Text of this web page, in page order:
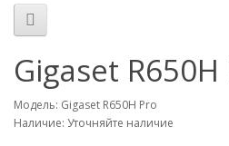
Gigaset R650H
Модель: Gigaset R650H Pro
Наличие: Уточняйте наличие